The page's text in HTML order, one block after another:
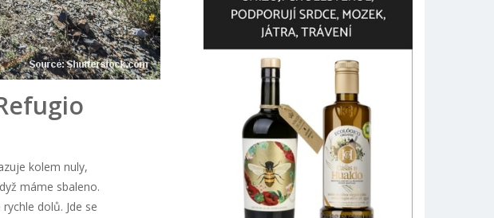
kolem nuly,
máme sbaleno.
dolů. Jde se